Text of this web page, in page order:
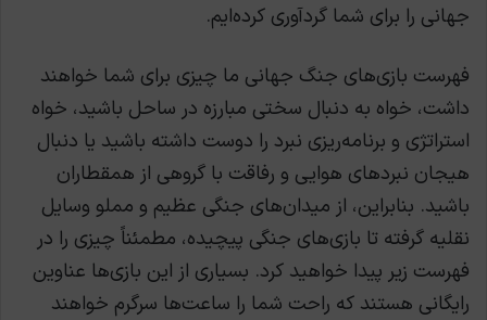
جهانی را برای شما گردآوری کرده‌ایم.
فهرست بازی‌های جنگ جهانی ما چیزی برای شما خواهند
داشت، خواه به دنبال سختی مبارزه در ساحل باشید، خواه
استراتژی و برنامه‌ریزی نبرد را دوست داشته باشید یا دنبال
هیجان نبردهای هوایی و رفاقت با گروهی از همقطاران
باشید. بنابراین، از میدان‌های جنگی عظیم و مملو وسایل
نقلیه گرفته تا بازی‌های جنگی پیچیده، مطمئناً چیزی را در
فهرست زیر پیدا خواهید کرد. بسیاری از این بازی‌ها عناوین
رایگانی هستند که راحت شما را ساعت‌ها سرگرم خواهند